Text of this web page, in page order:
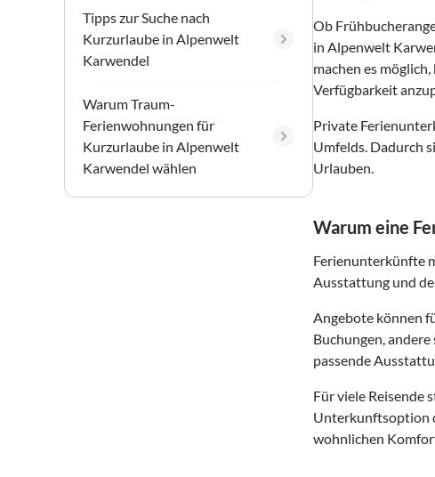
Tipps zur Suche nach
Kurzurlaube in Alpenwelt
Karwendel
Warum Traum-
Ferienwohnungen für
Kurzurlaube in Alpenwelt
Karwendel wählen
Ob
in Alpenwelt
machen es
Verfügbarkeit
Private
Umfelds. Dadurch
Urlauben.
Warum eine
Ferienunterkünfte
Ausstattung und
Angebote können
Buchungen,
passende
Für viele Reisende
Unterkunftsoption
wohnlichen